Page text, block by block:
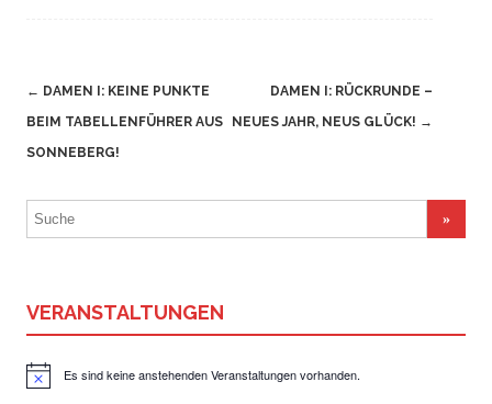
Navigation
(Beiträge)
← DAMEN I: KEINE PUNKTE
BEIM TABELLENFÜHRER AUS
SONNEBERG!
DAMEN I: RÜCKRUNDE –
NEUES JAHR, NEUS GLÜCK! →
Suchergebnis
für:
VERANSTALTUNGEN
HinweisEs sind keine anstehenden Veranstaltungen vorhanden.